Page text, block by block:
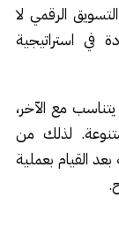
الرقمي لا
في استراتيجية
يتناسب مع الآخر،
لذلك من
بعد القيام بعملية